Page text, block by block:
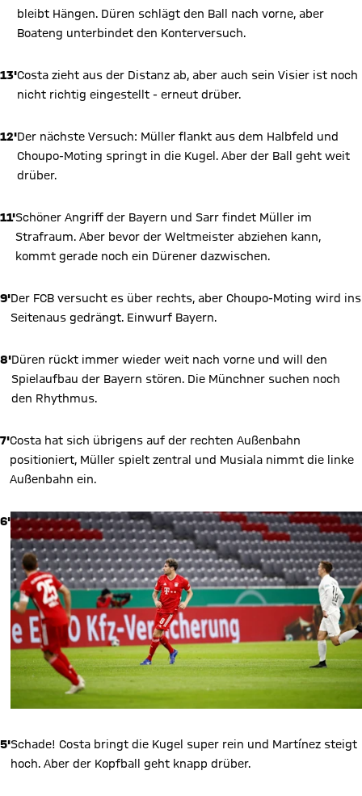
bleibt Hängen. Düren schlägt den Ball nach vorne, aber
Boateng unterbindet den Konterversuch.
13'Costa zieht aus der Distanz ab, aber auch sein Visier ist noch
nicht richtig eingestellt - erneut drüber.
12'Der nächste Versuch: Müller flankt aus dem Halbfeld und
Choupo-Moting springt in die Kugel. Aber der Ball geht weit
drüber.
11'Schöner Angriff der Bayern und Sarr findet Müller im
Strafraum. Aber bevor der Weltmeister abziehen kann,
kommt gerade noch ein Dürener dazwischen.
9'Der FCB versucht es über rechts, aber Choupo-Moting wird ins
Seitenaus gedrängt. Einwurf Bayern.
8'Düren rückt immer wieder weit nach vorne und will den
Spielaufbau der Bayern stören. Die Münchner suchen noch
den Rhythmus.
7'Costa hat sich übrigens auf der rechten Außenbahn
positioniert, Müller spielt zentral und Musiala nimmt die linke
Außenbahn ein.
6'
5'Schade! Costa bringt die Kugel super rein und Martínez steigt
hoch. Aber der Kopfball geht knapp drüber.